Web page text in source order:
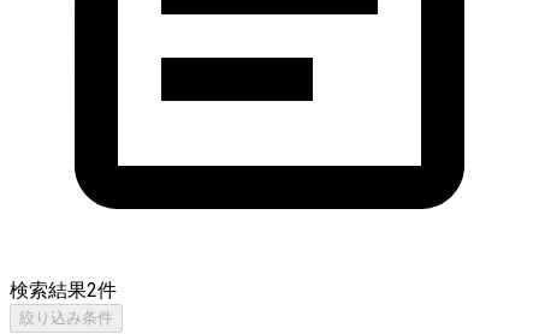
検索結果2件
絞り込み条件